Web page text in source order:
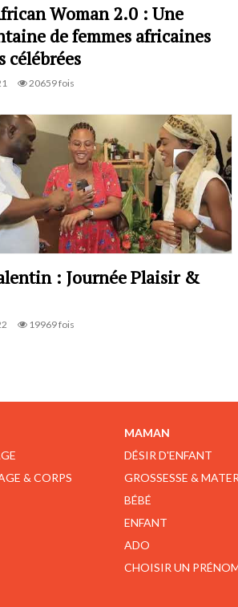
Woman 2.0 : Une
de femmes africaines
célébrées
20659 fois
: Journée Plaisir &
19969 fois
& CORPS
MAMAN
DÉSIR D'ENFANT
GROSSESSE &
BÉBÉ
ENFANT
ADO
CHOISIR UN